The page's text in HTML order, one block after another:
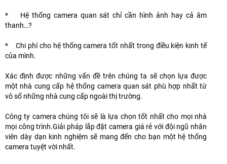
* Hệ thống camera quan sát chỉ cần hình ảnh hay cả âm
thanh…?
* Chi phí cho hệ thống camera tốt nhất trong điều kiện kinh tế
của mình.
Xác định được những vấn đề trên chúng ta sẽ chọn lựa được
một nhà cung cấp hệ thống camera quan sát phù hợp nhất từ
vô số những nhà cung cấp ngoài thị trường.
Công ty camera chúng tôi sẽ là lựa chọn tốt nhất cho mọi nhà
mọi công trình.Giải pháp lắp đặt camera giá rẻ với đội ngũ nhân
viên dày dạn kinh nghiệm sẽ mang đến cho bạn một hệ thống
camera tuyệt vời nhất.